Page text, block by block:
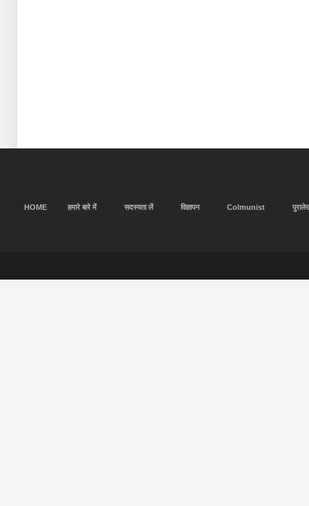
HOME हमारे बारे में सदस्यता लें विज्ञापन Colmunist